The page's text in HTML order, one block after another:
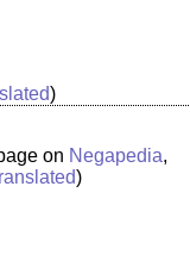
)
on Negapedia,
)